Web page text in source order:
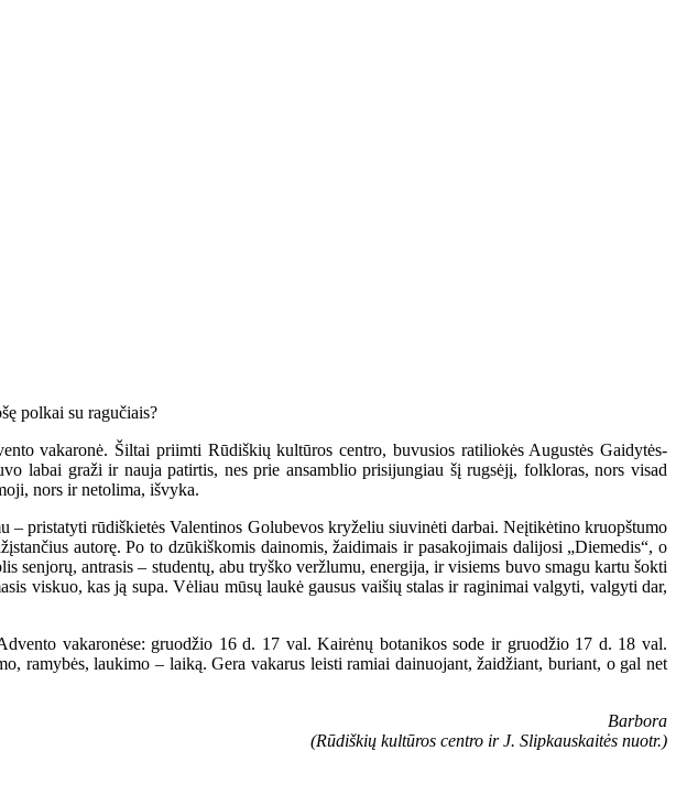
vakaronė. Šiltai priimti Rūdiškių kultūros centro, buvusios ratiliokės Augustės Gaidytės-
labai graži ir nauja patirtis, nes prie ansamblio prisijungiau šį rugsėjį, folkloras, nors visad
nors ir netolima, išvyka.
– pristatyti rūdiškietės Valentinos Golubevos kryželiu siuvinėti darbai. Neįtikėtino kruopštumo
autorę. Po to dzūkiškomis dainomis, žaidimais ir pasakojimais dalijosi „Diemedis“, o
senjorų, antrasis – studentų, abu tryško veržlumu, energija, ir visiems buvo smagu kartu šokti
viskuo, kas ją supa. Vėliau mūsų laukė gausus vaišių stalas ir raginimai valgyti, valgyti dar,
vakaronėse: gruodžio 16 d. 17 val. Kairėnų botanikos sode ir gruodžio 17 d. 18 val.
ramybės, laukimo – laiką. Gera vakarus leisti ramiai dainuojant, žaidžiant, buriant, o gal net
Barbora
(Rūdiškių kultūros centro ir J. Slipkauskaitės nuotr.)